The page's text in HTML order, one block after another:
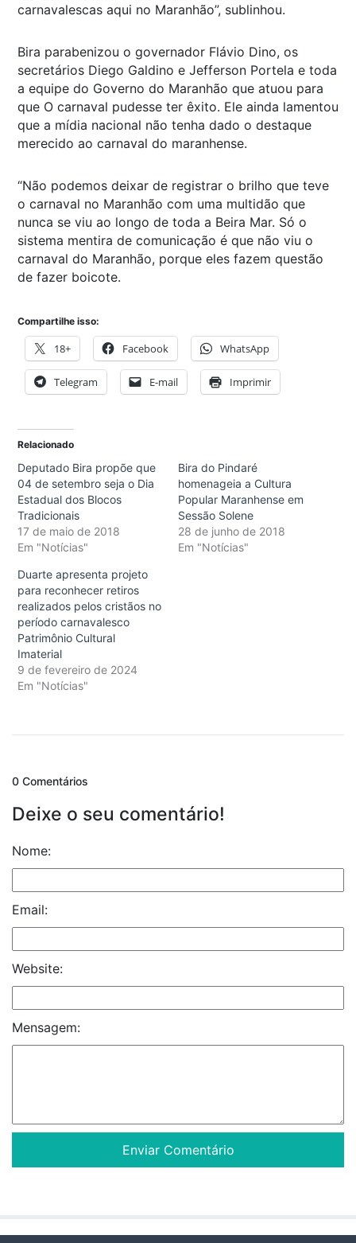
carnavalescas aqui no Maranhão”, sublinhou.
Bira parabenizou o governador Flávio Dino, os
secretários Diego Galdino e Jefferson Portela e toda
a equipe do Governo do Maranhão que atuou para
que O carnaval pudesse ter êxito. Ele ainda lamentou
que a mídia nacional não tenha dado o destaque
merecido ao carnaval do maranhense.
“Não podemos deixar de registrar o brilho que teve
o carnaval no Maranhão com uma multidão que
nunca se viu ao longo de toda a Beira Mar. Só o
sistema mentira de comunicação é que não viu o
carnaval do Maranhão, porque eles fazem questão
de fazer boicote.
Compartilhe isso:
18+ Facebook WhatsApp
Telegram E-mail Imprimir
Relacionado
Deputado Bira propõe que
04 de setembro seja o Dia
Estadual dos Blocos
Tradicionais
17 de maio de 2018
Em "Notícias"
Bira do Pindaré
homenageia a Cultura
Popular Maranhense em
Sessão Solene
28 de junho de 2018
Em "Notícias"
Duarte apresenta projeto
para reconhecer retiros
realizados pelos cristãos no
período carnavalesco
Patrimônio Cultural
Imaterial
9 de fevereiro de 2024
Em "Notícias"
0 Comentários
Deixe o seu comentário!
Nome:
Email:
Website:
Mensagem: